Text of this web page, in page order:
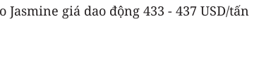
giá dao động 433 - 437 USD/tấn